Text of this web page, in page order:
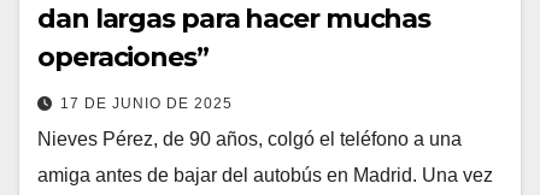
dan largas para hacer muchas
operaciones”
17 DE JUNIO DE 2025
Nieves Pérez, de 90 años, colgó el teléfono a una
amiga antes de bajar del autobús en Madrid. Una vez